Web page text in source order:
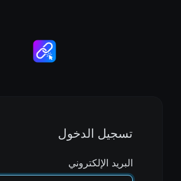
تسجيل الدخول
البريد الإلكتروني